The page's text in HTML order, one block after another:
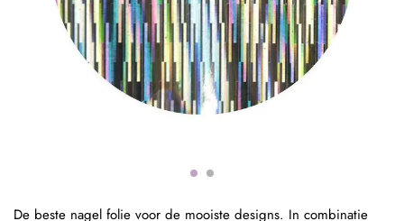
De beste nagel folie voor de mooiste designs. In combinatie